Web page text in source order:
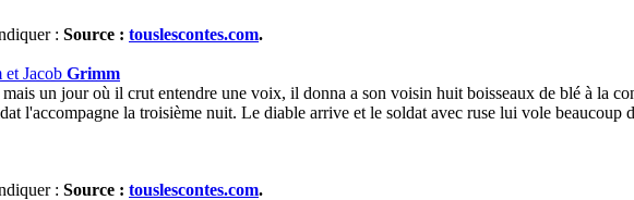
: Source : touslescontes.com.
Jacob Grimm
un jour où il crut entendre une voix, il donna a son voisin huit boisseaux de blé à la
l'accompagne la troisième nuit. Le diable arrive et le soldat avec ruse lui vole
: Source : touslescontes.com.